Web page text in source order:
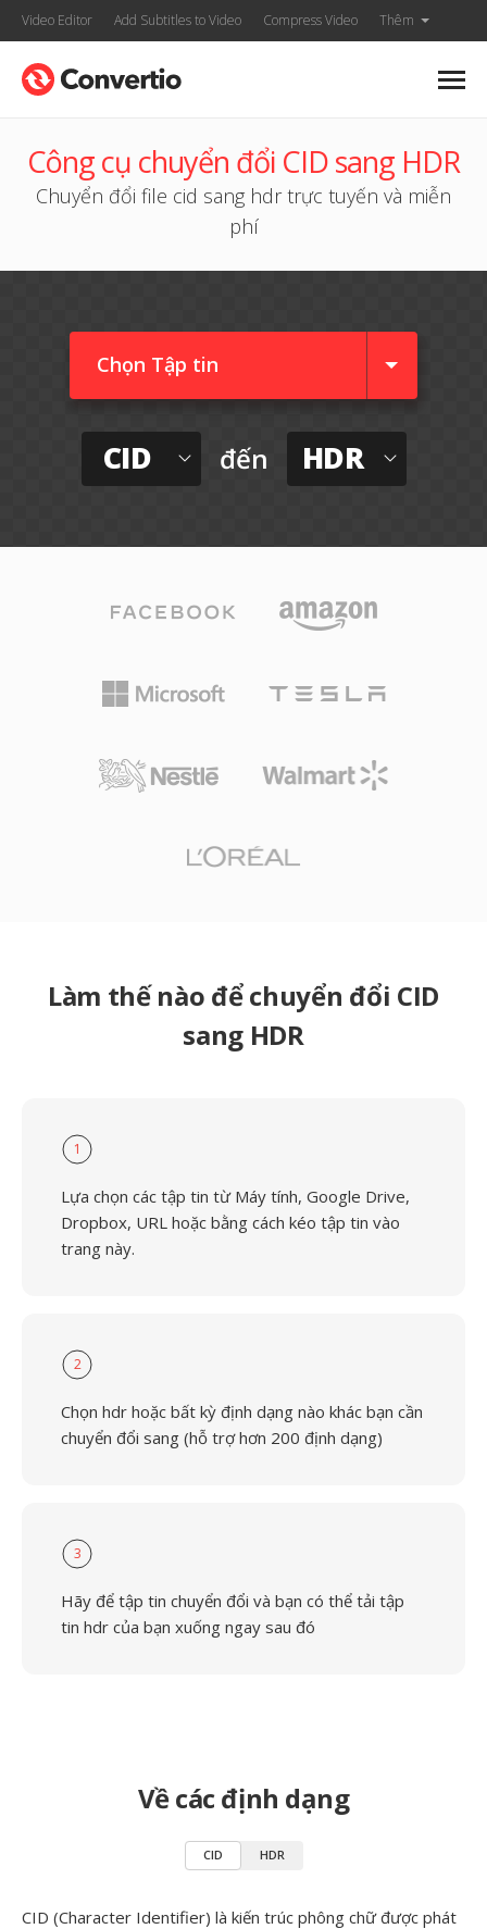
Video Editor Add Subtitles to Video Compress Video Thêm
Công cụ chuyển đổi CID sang HDR
Chuyển đổi file cid sang hdr trực tuyến và miễn
phí
Chọn Tập tin
CID đến HDR
Làm thế nào để chuyển đổi CID
sang HDR
1
Lựa chọn các tập tin từ Máy tính, Google Drive,
Dropbox, URL hoặc bằng cách kéo tập tin vào
trang này.
2
Chọn hdr hoặc bất kỳ định dạng nào khác bạn cần
chuyển đổi sang (hỗ trợ hơn 200 định dạng)
3
Hãy để tập tin chuyển đổi và bạn có thể tải tập
tin hdr của bạn xuống ngay sau đó
Về các định dạng
CID HDR
CID (Character Identifier) là kiến trúc phông chữ được phát